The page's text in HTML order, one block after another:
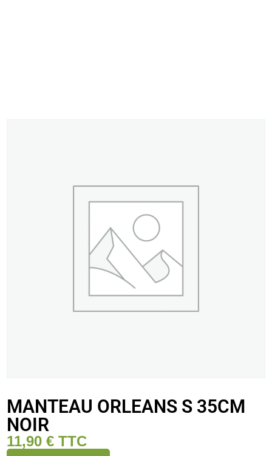
MANTEAU ORLEANS S 35CM
NOIR
11,90€ TTC